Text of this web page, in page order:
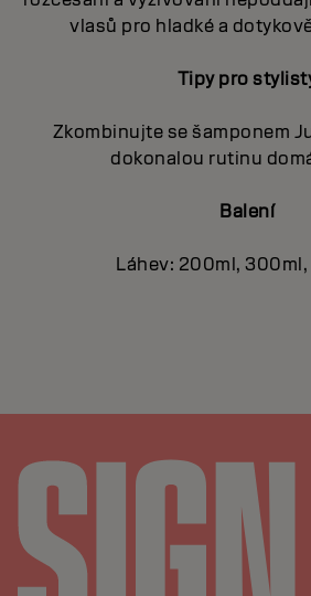
vlasů pro hladké a
Tipy pro
Zkombinujte se šamponem
dokonalou rutinu
Balení
Láhev: 200ml,